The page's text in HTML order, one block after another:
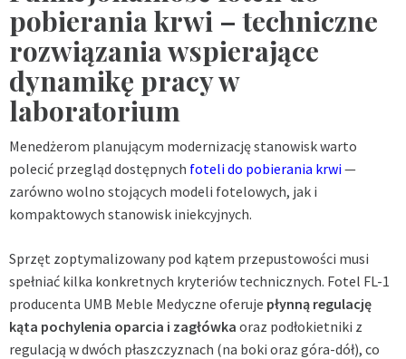
pobierania krwi – techniczne
rozwiązania wspierające
dynamikę pracy w
laboratorium
Menedżerom planującym modernizację stanowisk warto
polecić przegląd dostępnych foteli do pobierania krwi—
zarówno wolno stojących modeli fotelowych, jak i
kompaktowych stanowisk iniekcyjnych.
Sprzęt zoptymalizowany pod kątem przepustowości musi
spełniać kilka konkretnych kryteriów technicznych. Fotel FL-1
producenta UMB Meble Medyczne oferuje płynną regulację
kąta pochylenia oparcia i zagłówka oraz podłokietniki z
regulacją w dwóch płaszczyznach (na boki oraz góra-dół), co